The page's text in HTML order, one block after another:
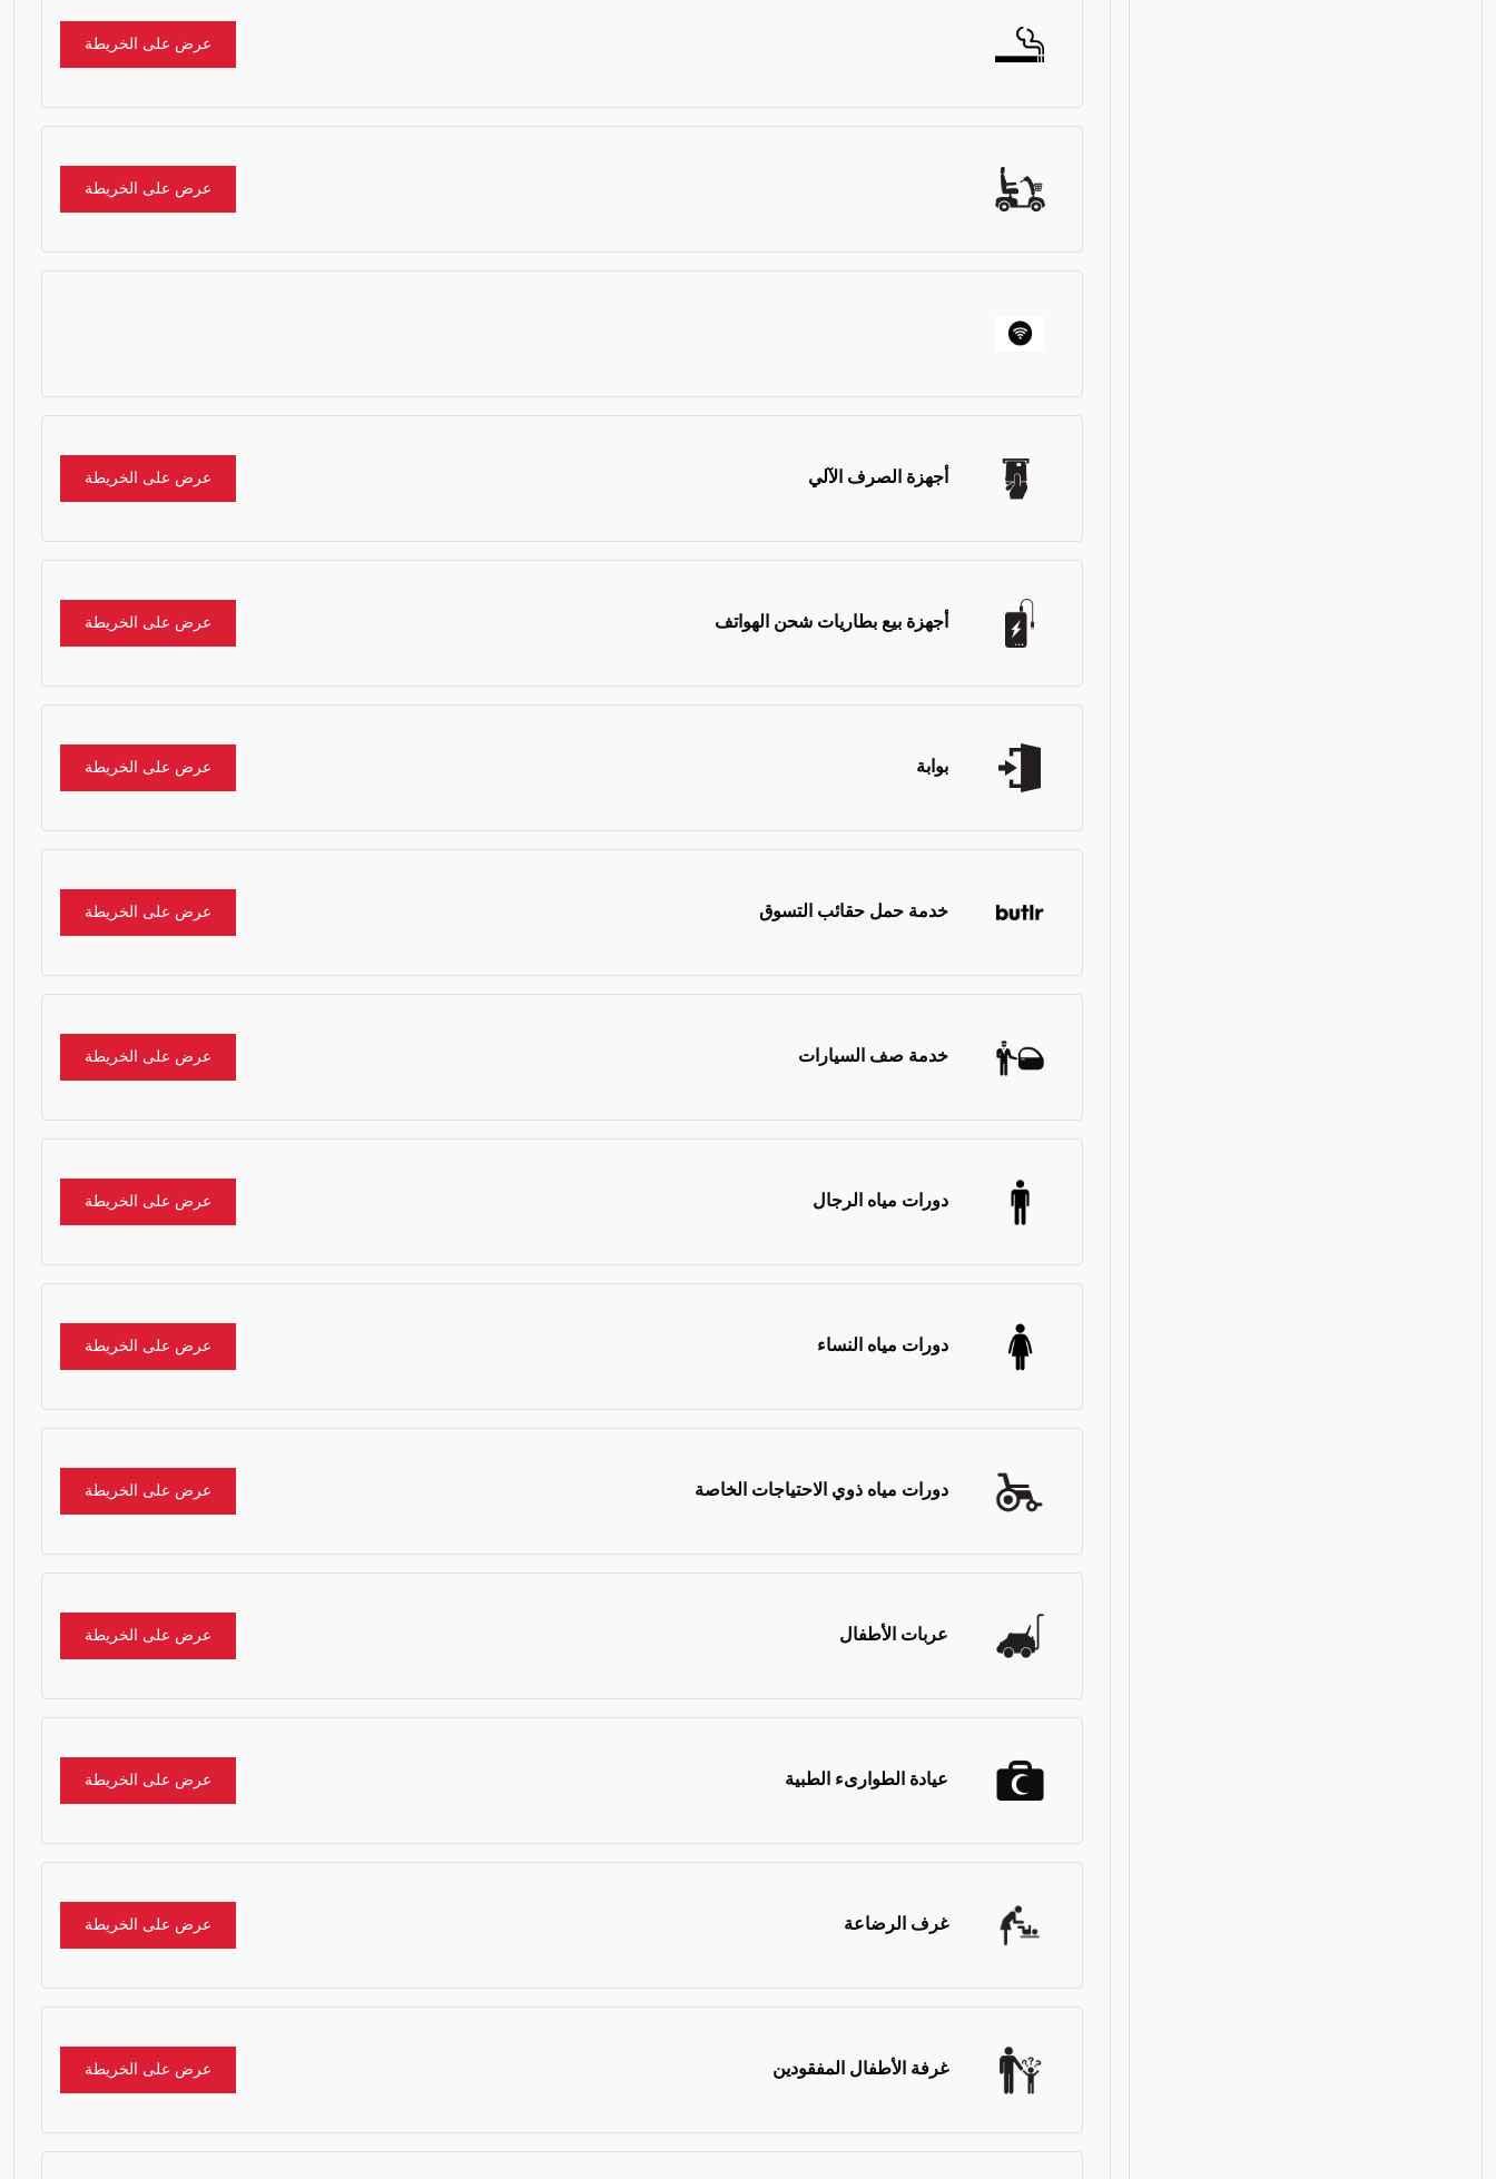
عرض على الخريطة
عرض على الخريطة
أجهزة الصرف الآلي عرض على الخريطة
أجهزة بيع بطاريات شحن الهواتف عرض على الخريطة
بوابة عرض على الخريطة
خدمة حمل حقائب التسوق عرض على الخريطة
خدمة صف السيارات عرض على الخريطة
دورات مياه الرجال عرض على الخريطة
دورات مياه النساء عرض على الخريطة
دورات مياه ذوي الاحتياجات الخاصة عرض على الخريطة
عربات الأطفال عرض على الخريطة
عيادة الطوارىء الطبية عرض على الخريطة
غرف الرضاعة عرض على الخريطة
غرفة الأطفال المفقودين عرض على الخريطة